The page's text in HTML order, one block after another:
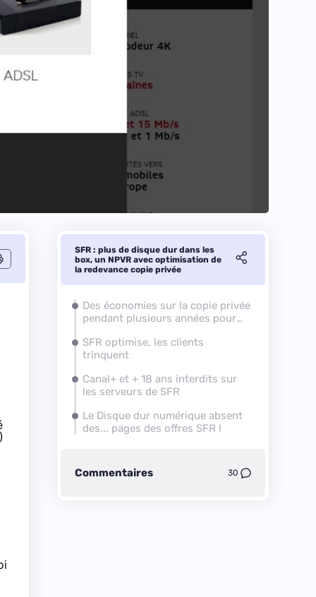
SFR : plus de disque dur dans les
box, un NPVR avec optimisation de
la redevance copie privée
Des économies sur la copie privée
pendant plusieurs années pour
SFR optimise, les clients
trinquent
Canal+ et + 18 ans interdits sur
les serveurs de SFR
Le Disque dur numérique absent
des... pages des offres SFR !
Commentaires 30